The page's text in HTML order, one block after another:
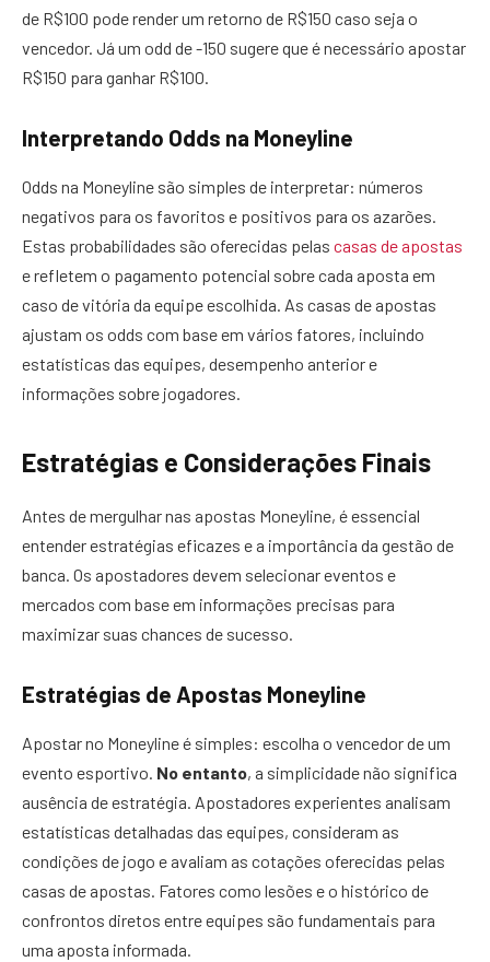
de R$100 pode render um retorno de R$150 caso seja o
vencedor. Já um odd de -150 sugere que é necessário apostar
R$150 para ganhar R$100.
Interpretando Odds na Moneyline
Odds na Moneyline são simples de interpretar: números
negativos para os favoritos e positivos para os azarões.
Estas probabilidades são oferecidas pelas casas de apostas
e refletem o pagamento potencial sobre cada aposta em
caso de vitória da equipe escolhida. As casas de apostas
ajustam os odds com base em vários fatores, incluindo
estatísticas das equipes, desempenho anterior e
informações sobre jogadores.
Estratégias e Considerações Finais
Antes de mergulhar nas apostas Moneyline, é essencial
entender estratégias eficazes e a importância da gestão de
banca. Os apostadores devem selecionar eventos e
mercados com base em informações precisas para
maximizar suas chances de sucesso.
Estratégias de Apostas Moneyline
Apostar no Moneyline é simples: escolha o vencedor de um
evento esportivo. No entanto, a simplicidade não significa
ausência de estratégia. Apostadores experientes analisam
estatísticas detalhadas das equipes, consideram as
condições de jogo e avaliam as cotações oferecidas pelas
casas de apostas. Fatores como lesões e o histórico de
confrontos diretos entre equipes são fundamentais para
uma aposta informada.